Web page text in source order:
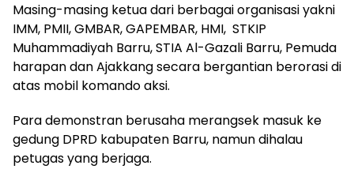
Masing-masing ketua dari berbagai organisasi yakni
IMM, PMII, GMBAR, GAPEMBAR, HMI, STKIP
Muhammadiyah Barru, STIA Al-Gazali Barru, Pemuda
harapan dan Ajakkang secara bergantian berorasi di
atas mobil komando aksi.
Para demonstran berusaha merangsek masuk ke
gedung DPRD kabupaten Barru, namun dihalau
petugas yang berjaga.